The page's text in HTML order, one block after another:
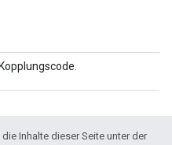
Inhalte dieser Seite unter der